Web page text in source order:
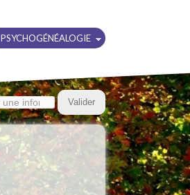
PSYCHOGÉNÉALOGIE
Valider